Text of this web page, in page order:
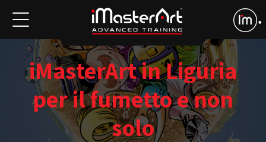
iMasterArt in Liguria
per il fumetto e non
solo